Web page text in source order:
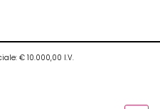
€ 10.000,00 I.V.